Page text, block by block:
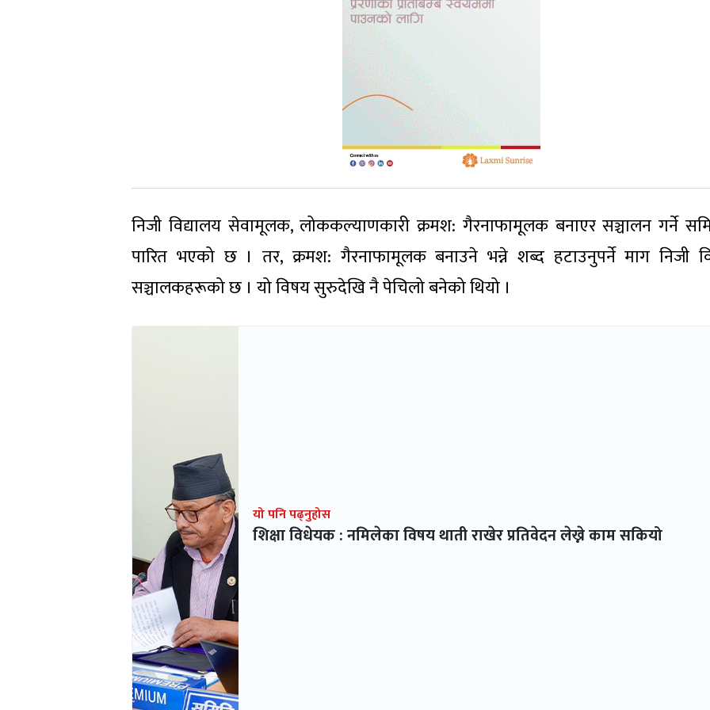
निजी विद्यालय सेवामूलक, लोककल्याणकारी क्रमश: गैरनाफामूलक बनाएर सञ्चालन गर्ने
पारित भएको छ । तर, क्रमश: गैरनाफामूलक बनाउने भन्ने शब्द हटाउनुपर्ने माग निजी
सञ्चालकहरूको छ । यो विषय सुरुदेखि नै पेचिलो बनेको थियो ।
यो पनि पढ्नुहोस
शिक्षा विधेयक : नमिलेका विषय थाती राखेर प्रतिवेदन लेख्ने काम सकियो